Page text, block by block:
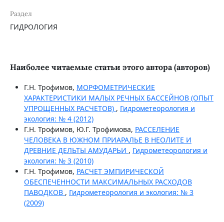
Раздел
ГИДРОЛОГИЯ
Наиболее читаемые статьи этого автора (авторов)
Г.Н. Трофимов, МОРФОМЕТРИЧЕСКИЕ
ХАРАКТЕРИСТИКИ МАЛЫХ РЕЧНЫХ БАССЕЙНОВ (ОПЫТ
УПРОЩЕННЫХ РАСЧЕТОВ) , Гидрометеорология и
экология: № 4 (2012)
Г.Н. Трофимов, Ю.Г. Трофимова, РАССЕЛЕНИЕ
ЧЕЛОВЕКА В ЮЖНОМ ПРИАРАЛЬЕ В НЕОЛИТЕ И
ДРЕВНИЕ ДЕЛЬТЫ АМУДАРЬИ , Гидрометеорология и
экология: № 3 (2010)
Г.Н. Трофимов, РАСЧЕТ ЭМПИРИЧЕСКОЙ
ОБЕСПЕЧЕННОСТИ МАКСИМАЛЬНЫХ РАСХОДОВ
ПАВОДКОВ , Гидрометеорология и экология: № 3
(2009)